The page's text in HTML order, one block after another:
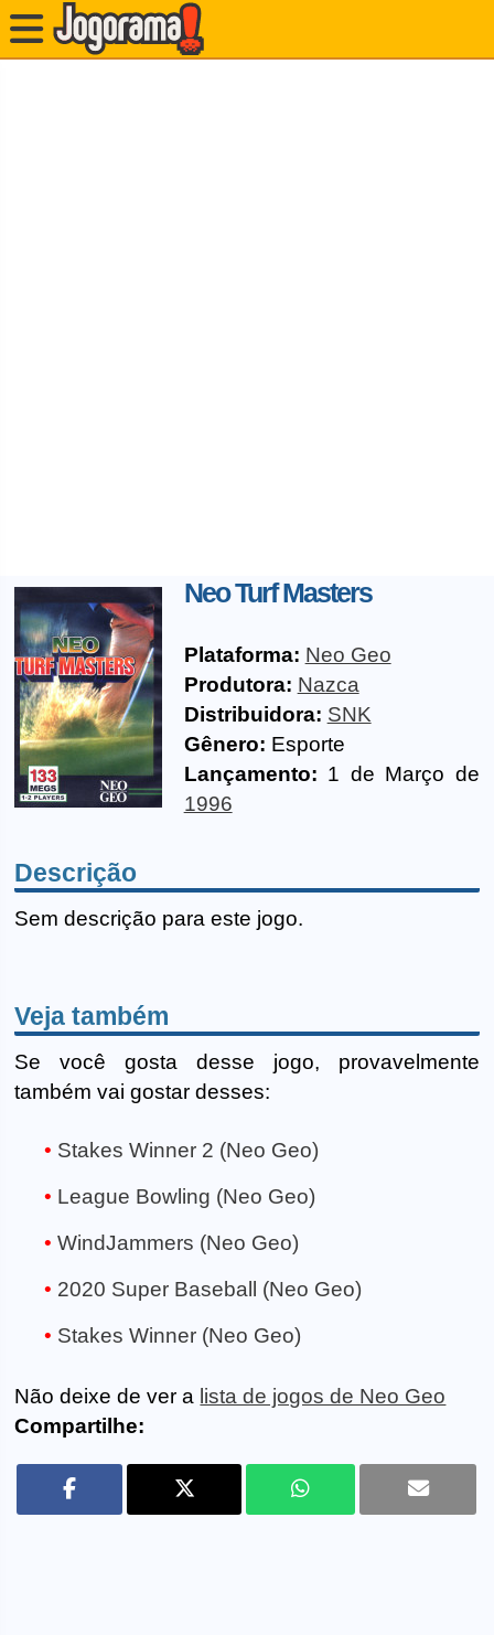
Neo Turf Masters
Plataforma: Neo Geo
Produtora: Nazca
Distribuidora: SNK
Gênero: Esporte
Lançamento: 1 de Março de
1996
Descrição
Sem descrição para este jogo.
Veja também
Se você gosta desse jogo, provavelmente
também vai gostar desses:
Stakes Winner 2 (Neo Geo)
League Bowling (Neo Geo)
WindJammers (Neo Geo)
2020 Super Baseball (Neo Geo)
Stakes Winner (Neo Geo)
Não deixe de ver a lista de jogos de Neo Geo
Compartilhe: